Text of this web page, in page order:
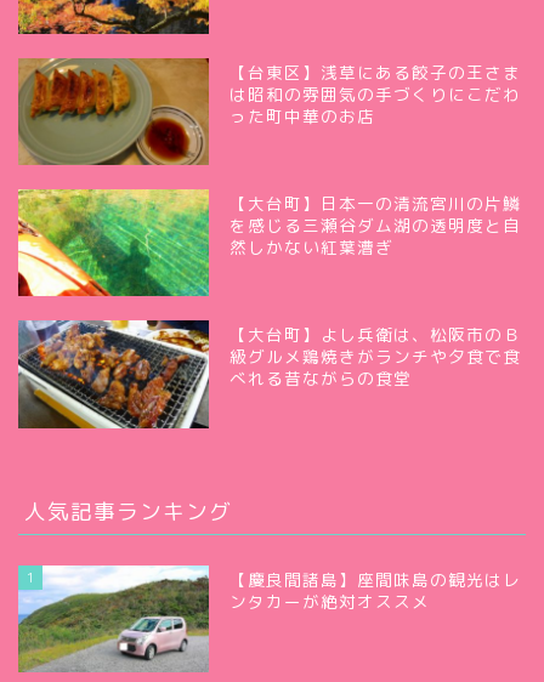
【台東区】浅草にある餃子の王さま
は昭和の雰囲気の手づくりにこだわ
った町中華のお店
【大台町】日本一の清流宮川の片鱗
を感じる三瀬谷ダム湖の透明度と自
然しかない紅葉漕ぎ
【大台町】よし兵衛は、松阪市のＢ
級グルメ鶏焼きがランチや夕食で食
べれる昔ながらの食堂
人気記事ランキング
1
【慶良間諸島】座間味島の観光はレ
ンタカーが絶対オススメ